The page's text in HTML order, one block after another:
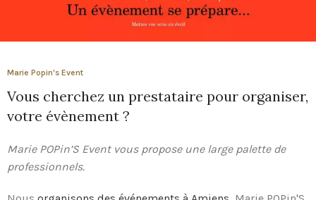
Marie Popin's Event
Vous cherchez un prestataire pour organiser,
votre évènement ?
Marie POPin’S Event vous propose une large palette de
professionnels.